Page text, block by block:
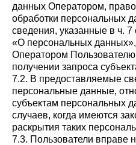
данных Оператором,
обработки персональных
сведения, указанные в ч. 7
«О персональных
Оператором
получении запроса
7.2. В предоставляемые
персональные данные,
субъектам персональных
случаев, когда имеются
раскрытия таких
7.3. Пользователи вправе